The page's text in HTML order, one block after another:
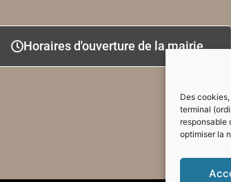
Des
terminal
responsable
optimiser la
Horaires d'ouverture de la mairie